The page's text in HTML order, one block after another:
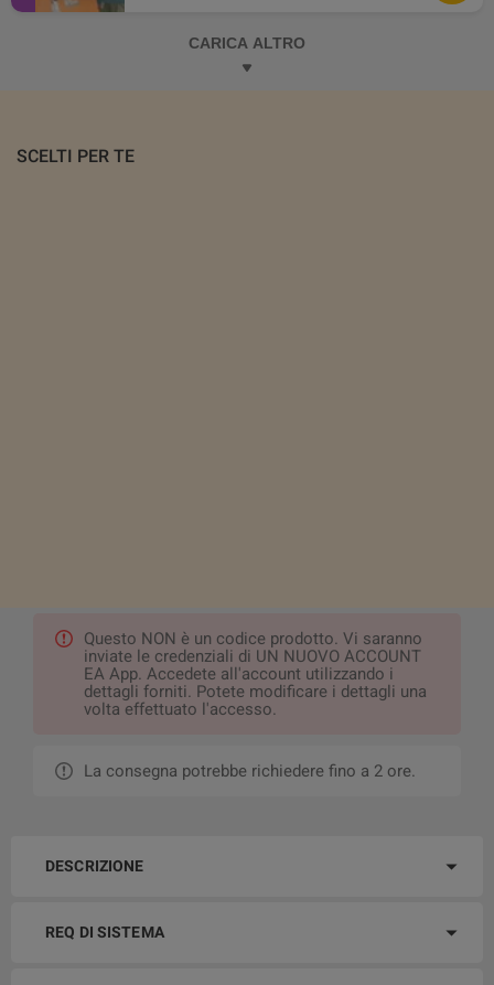
CARICA ALTRO
SCELTI PER TE
Questo NON è un codice prodotto. Vi saranno
inviate le credenziali di UN NUOVO ACCOUNT
EA App. Accedete all'account utilizzando i
dettagli forniti. Potete modificare i dettagli una
volta effettuato l'accesso.
La consegna potrebbe richiedere fino a 2 ore.
DESCRIZIONE
REQ DI SISTEMA